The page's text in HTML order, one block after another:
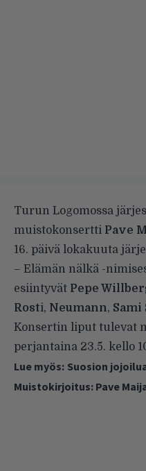
Turun Logomossa
muistokonsertti Pave
16. päivä lokakuuta
– Elämän nälkä -
esiintyvät Pepe
Rosti, Neumann, Sami
Konsertin liput tulevat
perjantaina 23.5. kello
Lue myös: Suosion
Muistokirjoitus: Pave